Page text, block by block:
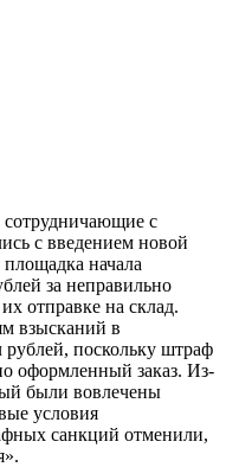
сотрудничающие с
с введением новой
начала
за неправильно
отправке на склад.
взысканий в
поскольку штраф
оформленный заказ. Из-
были вовлечены
условия
санкций отменили,